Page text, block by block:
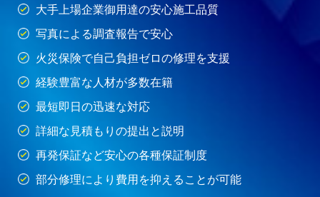
大手上場企業御用達の安心施工品質
写真による調査報告で安心
火災保険で自己負担ゼロの修理を支援
経験豊富な人材が多数在籍
最短即日の迅速な対応
詳細な見積もりの提出と説明
再発保証など安心の各種保証制度
部分修理により費用を抑えることが可能